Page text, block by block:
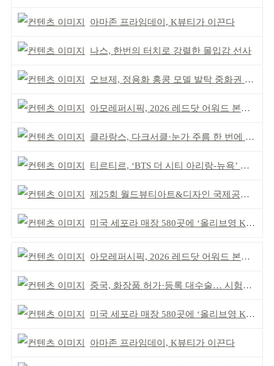
아마존 프라임데이, K뷰티가 이끈다
나스, 한번의 터치로 강렬한 몰입감 선사
오브제, 정용화 홍콩 모델 발탁 중화권 공략 강화
아모레퍼시픽, 2026 레드닷 어워드 본상 2개 수상
클라랑스, 다크서클·눈가 주름 한 번에 더블 케어
티르티르, ‘BTS 더 시티 아리랑-뉴욕’ 참여
제25회 월드뷰티아트&디자인 국제공모전 시상식 성황
미국 세포라 매장 580곳에 ‘올리브영 K뷰티에딧’ 론칭
아모레퍼시픽, 2026 레드닷 어워드 본상 2개 수상
중국, 화장품 허가·등록 대수술… 시험자료 공용 허용
미국 세포라 매장 580곳에 ‘올리브영 K뷰티에딧’ 론칭
아마존 프라임데이, K뷰티가 이끈다